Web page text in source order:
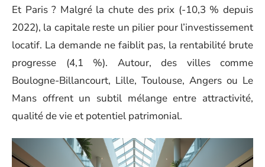
Et Paris ? Malgré la chute des prix (-10,3 % depuis
2022), la capitale reste un pilier pour l’investissement
locatif. La demande ne faiblit pas, la rentabilité brute
progresse (4,1 %). Autour, des villes comme
Boulogne-Billancourt, Lille, Toulouse, Angers ou Le
Mans offrent un subtil mélange entre attractivité,
qualité de vie et potentiel patrimonial.